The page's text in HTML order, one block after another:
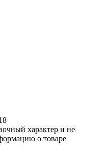
характер и не
о товаре